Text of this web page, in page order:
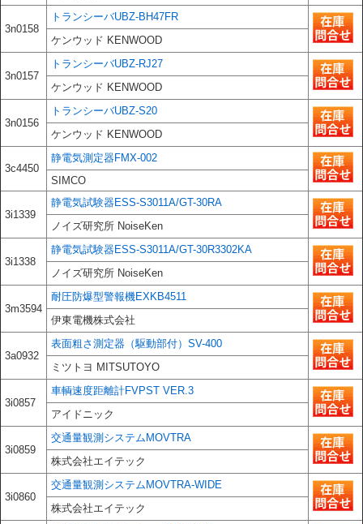
3n0158
トランシーバUBZ-BH47FR
ケンウッド KENWOOD
3n0157
トランシーバUBZ-RJ27
ケンウッド KENWOOD
3n0156
トランシーバUBZ-S20
ケンウッド KENWOOD
3c4450
静電気測定器FMX-002
SIMCO
3i1339
静電気試験器ESS-S3011A/GT-30RA
ノイズ研究所 NoiseKen
3i1338
静電気試験器ESS-S3011A/GT-30R3302KA
ノイズ研究所 NoiseKen
3m3594
耐圧防爆型警報機EXKB4511
伊東電機株式会社
3a0932
表面粗さ測定器（駆動部付）SV-400
ミツトヨ MITSUTOYO
3i0857
車輌速度距離計FVPST VER.3
アイドニック
3i0859
交通量観測システムMOVTRA
株式会社エイテック
3i0860
交通量観測システムMOVTRA-WIDE
株式会社エイテック